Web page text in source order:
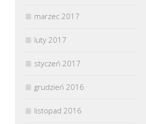
marzec 2017
luty 2017
styczeń 2017
grudzień 2016
listopad 2016